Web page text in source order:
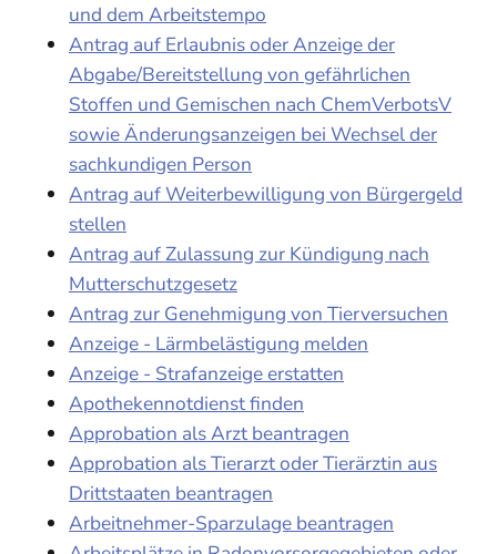
und dem Arbeitstempo
Antrag auf Erlaubnis oder Anzeige der
Abgabe/Bereitstellung von gefährlichen
Stoffen und Gemischen nach ChemVerbotsV
sowie Änderungsanzeigen bei Wechsel der
sachkundigen Person
Antrag auf Weiterbewilligung von Bürgergeld
stellen
Antrag auf Zulassung zur Kündigung nach
Mutterschutzgesetz
Antrag zur Genehmigung von Tierversuchen
Anzeige - Lärmbelästigung melden
Anzeige - Strafanzeige erstatten
Apothekennotdienst finden
Approbation als Arzt beantragen
Approbation als Tierarzt oder Tierärztin aus
Drittstaaten beantragen
Arbeitnehmer-Sparzulage beantragen